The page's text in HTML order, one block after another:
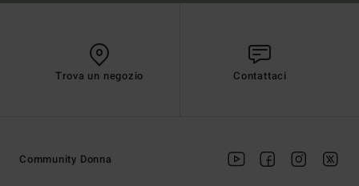
Trova un negozio Contattaci
Community Donna